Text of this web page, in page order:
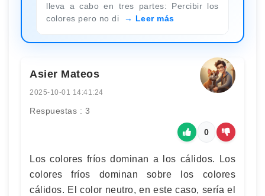
lleva a cabo en tres partes: Percibir los
colores pero no di
Leer más
Asier Mateos
2025-10-01 14:41:24
Respuestas : 3
0
Los colores fríos dominan a los cálidos. Los
colores fríos dominan sobre los colores
cálidos. El color neutro, en este caso, sería el